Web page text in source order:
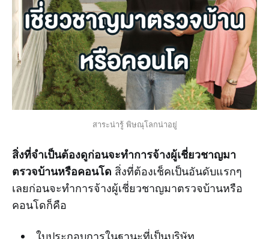
สาระน่ารู้ พิษณุโลกน่าอยู่
สิ่งที่จำเป็นต้องดูก่อนจะทำการจ้างผู้เชี่ยวชาญมา
ตรวจบ้านหรือคอนโด สิ่งที่ต้องเช็คเป็นอันดับแรกๆ
เลยก่อนจะทำการจ้างผู้เชี่ยวชาญมาตรวจบ้านหรือ
คอนโดก็คือ
ใบประกอบการในฐานะที่เป็นบริษัท